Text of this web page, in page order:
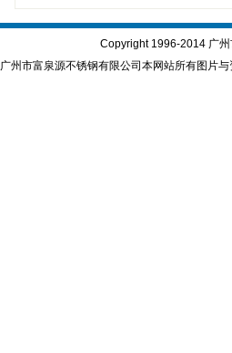
Copyright 1996-2014 广
广州市富泉源不锈钢有限公司本网站所有图片